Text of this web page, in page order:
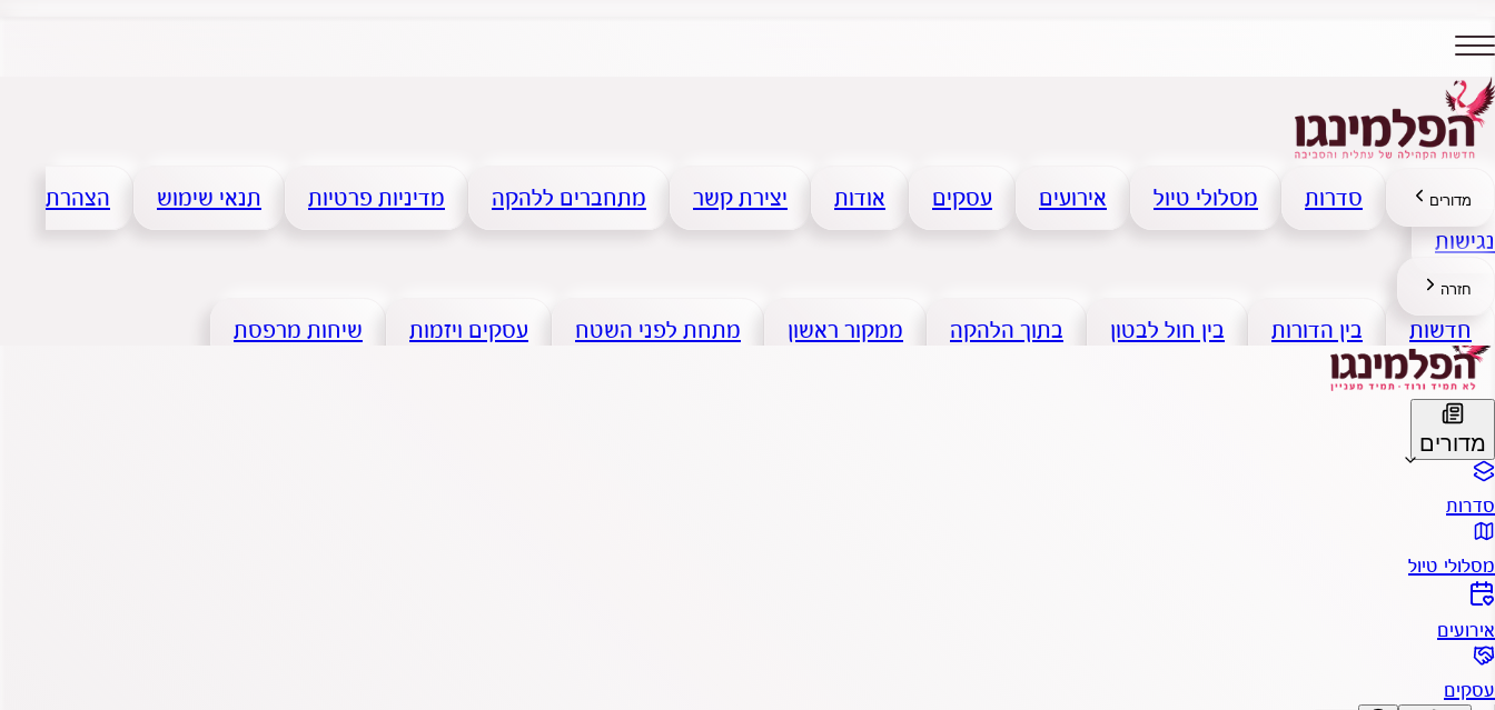
מדורים סדרות מסלולי טיול אירועים עסקים אודות יצירת קשר מתחברים ללהקה מדיניות פרטיות תנאי שימוש
הצהרת
נגישות
חזרה
חדשות בין הדורות בין חול לבטון בתוך הלהקה ממקור ראשון מתחת לפני השטח עסקים ויזמות שיחות מרפסת
מדורים
סדרות
מסלולי טיול
אירועים
עסקים